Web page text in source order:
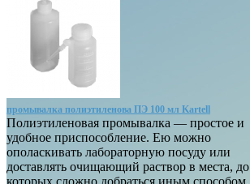
промывалка полиэтиленова ПЭ 100 мл Kartell
Полиэтиленовая промывалка — простое и
удобное приспособление. Ею можно
ополаскивать лабораторную посуду или
доставлять очищающий раствор в места, до
которых сложно добраться иным способом,